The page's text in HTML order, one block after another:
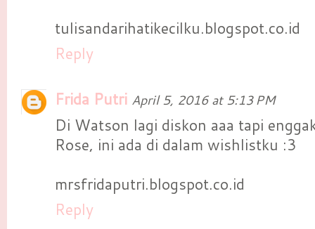
tulisandarihatikecilku.blogspot.co.id
Reply
Frida Putri April 5, 2016 at 5:13 PM
Di Watson lagi diskon aaa tapi
Rose, ini ada di dalam wishlistku :3
mrsfridaputri.blogspot.co.id
Reply